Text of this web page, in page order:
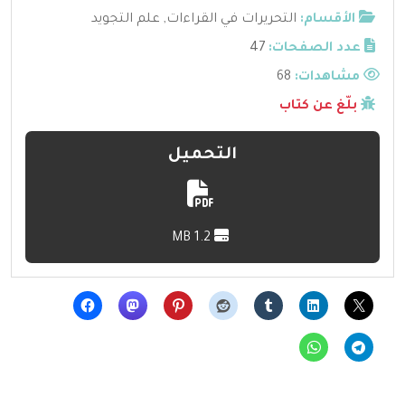
الأقسام: التحريرات في القراءات, علم التجويد
عدد الصفحات: 47
مشاهدات:
بلّغ عن كتاب
التحميل